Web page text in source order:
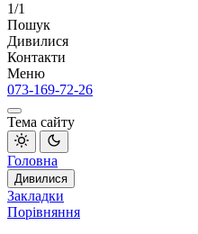
1/1
Пошук
Дивилися
Контакти
Меню
073-169-72-26
Тема сайту
Головна
Дивилися
Закладки
Порівняння